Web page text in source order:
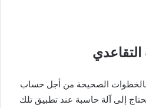
الصحيحة من أجل حساب
إلى آلة حاسبة عند تطبيق تلك